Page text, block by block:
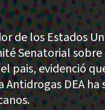
de los Estados
Senatorial
pais, evidenció
Antidrogas DEA